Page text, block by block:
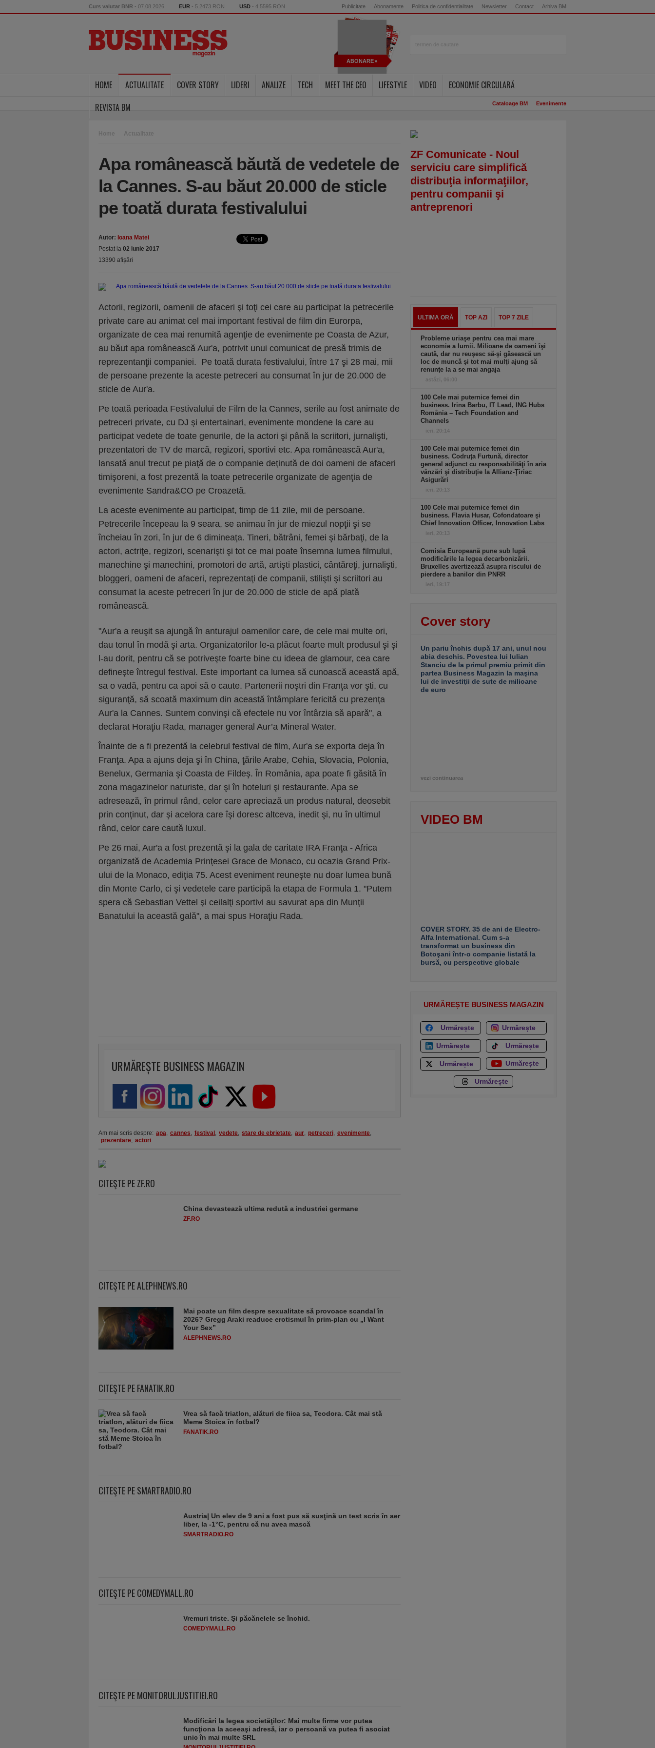
Curs valutar BNR - 07.08.2026 EUR - 5.2473 RON USD - 4.5595 RON Publicitate Abonamente Politica de confidentialitate Newsletter Contact Arhiva BM
ABONARE
HOME ACTUALITATE COVER STORY LIDERI ANALIZE TECH MEET THE CEO LIFESTYLE VIDEO
ECONOMIE CIRCULARĂ
REVISTA BM
Cataloage BM Evenimente
Home Actualitate
Apa românească băută de vedetele de
la Cannes. S-au băut 20.000 de sticle
pe toată durata festivalului
Autor: Ioana Matei
Postat la 02 iunie 2017
13390 afişări
Actorii, regizorii, oamenii de afaceri şi toţi cei care au participat la petrecerile
private care au animat cel mai important festival de film din Eurorpa,
organizate de cea mai renumită agenţie de evenimente pe Coasta de Azur,
au băut apa românească Aur'a, potrivit unui comunicat de presă trimis de
reprezentanţii companiei. Pe toată durata festivalului, între 17 şi 28 mai, mii
de persoane prezente la aceste petreceri au consumat în jur de 20.000 de
sticle de Aur'a.
Pe toată perioada Festivalului de Film de la Cannes, serile au fost animate de
petreceri private, cu DJ şi entertainari, evenimente mondene la care au
participat vedete de toate genurile, de la actori şi până la scriitori, jurnalişti,
prezentatori de TV de marcă, regizori, sportivi etc. Apa românească Aur'a,
lansată anul trecut pe piaţă de o companie deţinută de doi oameni de afaceri
timişoreni, a fost prezentă la toate petrecerile organizate de agenţia de
evenimente Sandra&CO pe Croazetă.
La aceste evenimente au participat, timp de 11 zile, mii de persoane.
Petrecerile începeau la 9 seara, se animau în jur de miezul nopţii şi se
încheiau în zori, în jur de 6 dimineaţa. Tineri, bătrâni, femei şi bărbaţi, de la
actori, actriţe, regizori, scenarişti şi tot ce mai poate însemna lumea filmului,
manechine şi manechini, promotori de artă, artişti plastici, cântăreţi, jurnalişti,
bloggeri, oameni de afaceri, reprezentaţi de companii, stilişti şi scriitori au
consumat la aceste petreceri în jur de 20.000 de sticle de apă plată
românească.
"Aur'a a reuşit sa ajungă în anturajul oamenilor care, de cele mai multe ori,
dau tonul în modă şi arta. Organizatorilor le-a plăcut foarte mult produsul şi şi
l-au dorit, pentru că se potriveşte foarte bine cu ideea de glamour, cea care
defineşte întregul festival. Este important ca lumea să cunoască această apă,
sa o vadă, pentru ca apoi să o caute. Partenerii noştri din Franţa vor şti, cu
siguranţă, să scoată maximum din această întâmplare fericită cu prezenţa
Aur'a la Cannes. Suntem convinşi că efectele nu vor întârzia să apară", a
declarat Horaţiu Rada, manager general Aur’a Mineral Water.
Înainte de a fi prezentă la celebrul festival de film, Aur'a se exporta deja în
Franţa. Apa a ajuns deja şi în China, ţările Arabe, Cehia, Slovacia, Polonia,
Benelux, Germania şi Coasta de Fildeş. În România, apa poate fi găsită în
zona magazinelor naturiste, dar şi în hoteluri şi restaurante. Apa se
adresează, în primul rând, celor care apreciază un produs natural, deosebit
prin conţinut, dar şi acelora care îşi doresc altceva, inedit şi, nu în ultimul
rând, celor care caută luxul.
Pe 26 mai, Aur'a a fost prezentă şi la gala de caritate IRA Franţa - Africa
organizată de Academia Prinţesei Grace de Monaco, cu ocazia Grand Prix-
ului de la Monaco, ediţia 75. Acest eveniment reuneşte nu doar lumea bună
din Monte Carlo, ci şi vedetele care participă la etapa de Formula 1. "Putem
spera că Sebastian Vettel şi ceilalţi sportivi au savurat apa din Munţii
Banatului la această gală", a mai spus Horaţiu Rada.
URMĂREȘTE BUSINESS MAGAZIN
Am mai scris despre: apa, cannes, festival , vedete, stare de ebrietate, aur, petreceri, evenimente,
prezentare, actori
CITEŞTE PE ZF.RO
China devastează ultima redută a industriei germane
ZF.RO
CITEŞTE PE ALEPHNEWS.RO
Mai poate un film despre sexualitate să provoace scandal în
2026? Gregg Araki readuce erotismul în prim-plan cu „I Want
Your Sex”
ALEPHNEWS.RO
CITEŞTE PE FANATIK.RO
Vrea să facă triatlon, alături de fiica sa, Teodora. Cât mai stă
Meme Stoica în fotbal?
FANATIK.RO
CITEŞTE PE SMARTRADIO.RO
Austria| Un elev de 9 ani a fost pus să susţină un test scris în aer
liber, la -1°C, pentru că nu avea mască
SMARTRADIO.RO
CITEŞTE PE COMEDYMALL.RO
Vremuri triste. Şi păcănelele se închid.
COMEDYMALL.RO
CITEŞTE PE MONITORULJUSTITIEI.RO
Modificări la legea societăţilor: Mai multe firme vor putea
funcţiona la aceeaşi adresă, iar o persoană va putea fi asociat
unic în mai multe SRL
ZF Comunicate - Noul
serviciu care simplifică
distribuţia informaţiilor,
pentru companii şi
antreprenori
ULTIMA ORĂ TOP AZI TOP 7 ZILE
Probleme uriaşe pentru cea mai mare
economie a lumii. Milioane de oameni îşi
caută, dar nu reuşesc să-şi găsească un
loc de muncă şi tot mai mulţi ajung să
renunţe la a se mai angaja
astăzi, 06:00
100 Cele mai puternice femei din
business. Irina Barbu, IT Lead, ING Hubs
România – Tech Foundation and
Channels
ieri, 20:14
100 Cele mai puternice femei din
business. Codruţa Furtună, director
general adjunct cu responsabilităţi în aria
vânzări şi distribuţie la Allianz-Ţiriac
Asigurări
ieri, 20:13
100 Cele mai puternice femei din
business. Flavia Husar, Cofondatoare şi
Chief Innovation Officer, Innovation Labs
ieri, 20:13
Comisia Europeană pune sub lupă
modificările la legea decarbonizării.
Bruxelles avertizează asupra riscului de
pierdere a banilor din PNRR
ieri, 19:17
Cover story
Un pariu închis după 17 ani, unul nou
abia deschis. Povestea lui Iulian
Stanciu de la primul premiu primit din
partea Business Magazin la maşina
lui de investiţii de sute de milioane
de euro
vezi continuarea
VIDEO BM
COVER STORY. 35 de ani de Electro-
Alfa International. Cum s-a
transformat un business din
Botoşani într-o companie listată la
bursă, cu perspective globale
URMĂREȘTE BUSINESS MAGAZIN
Urmărește Urmărește
Urmărește Urmărește
Urmărește Urmărește
Urmărește